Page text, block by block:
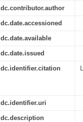
dc.contributor.author
dc.date.accessioned
dc.date.available
dc.date.issued
dc.identifier.citation
dc.identifier.uri
dc.description